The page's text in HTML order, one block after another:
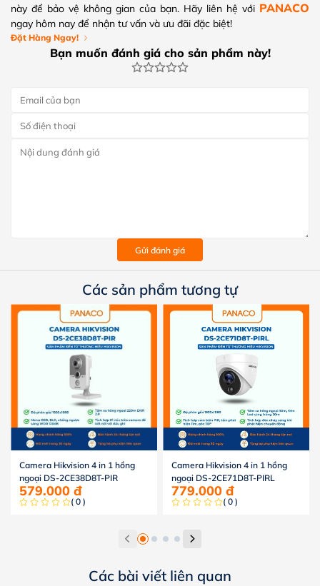
này để bảo vệ không gian của bạn. Hãy liên hệ với PANACO
ngay hôm nay để nhận tư vấn và ưu đãi đặc biệt!
Đặt Hàng Ngay!
Bạn muốn đánh giá cho sản phẩm này!
Gửi đánh giá
Các sản phẩm tương tự
Camera Hikvision 4 in 1 hồng
ngoại DS-2CE38D8T-PIR
579.000 đ
( 0 )
Camera Hikvision 4 in 1 hồng
ngoại DS-2CE71D8T-PIRL
779.000 đ
( 0 )
Các bài viết liên quan